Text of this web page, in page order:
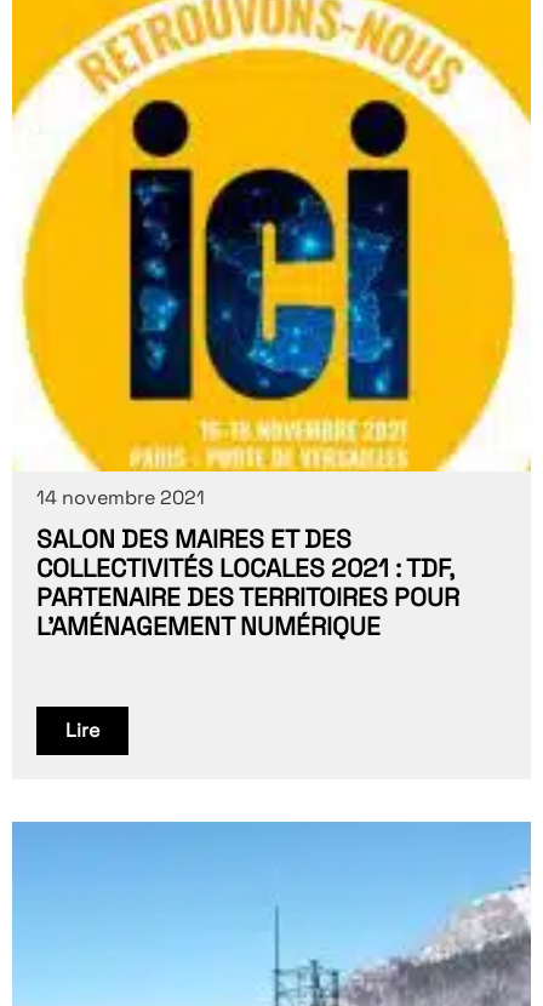
14 novembre 2021
SALON DES MAIRES ET DES
COLLECTIVITÉS LOCALES 2021 : TDF,
PARTENAIRE DES TERRITOIRES POUR
L’AMÉNAGEMENT NUMÉRIQUE
Lire